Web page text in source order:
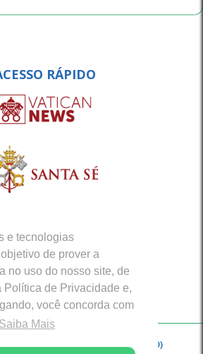
e tecnologias
de prover a
no uso do nosso site, de
Política de Privacidade e,
você concorda com
Saiba Mais
RÁPIDO
- Arquidiocese de Porto Velho (RO)